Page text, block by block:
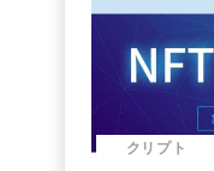
クリプト